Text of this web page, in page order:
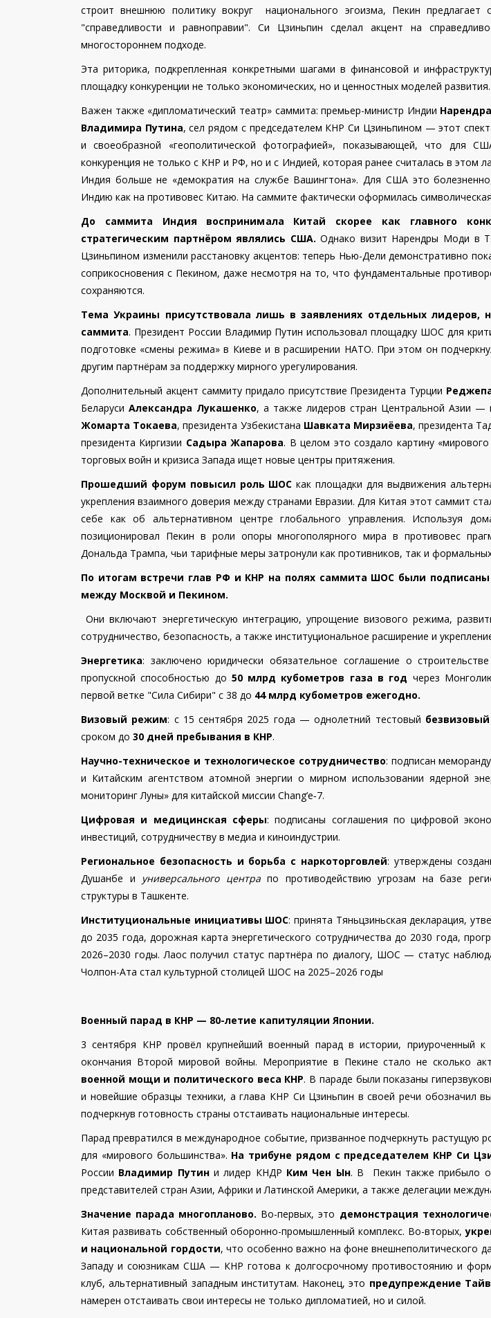
строит внешнюю политику вокруг национального эгоизма, Пекин предлагает
"справедливости и равноправии". Си Цзиньпин сделал акцент на
многостороннем подходе.
Эта риторика, подкрепленная конкретными шагами в финансовой и
площадку конкуренции не только экономических, но и ценностных моделей развития.
Важен также «дипломатический театр» саммита: премьер-министр Индии
Владимира Путина, сел рядом с председателем КНР Си Цзиньпином — этот
и своеобразной «геополитической фотографией», показывающей, что для
конкуренция не только с КНР и РФ, но и с Индией, которая ранее считалась в этом
Индия больше не «демократия на службе Вашингтона». Для США это
Индию как на противовес Китаю. На саммите фактически оформилась
До саммита Индия воспринимала Китай скорее как главного
стратегическим партнёром являлись США. Однако визит Нарендры Моди в
Цзиньпином изменили расстановку акцентов: теперь Нью-Дели демонстративно
соприкосновения с Пекином, даже несмотря на то, что фундаментальные
сохраняются.
Тема Украины присутствовала лишь в заявлениях отдельных лидеров,
саммита. Президент России Владимир Путин использовал площадку ШОС для
подготовке «смены режима» в Киеве и в расширении НАТО. При этом он
другим партнёрам за поддержку мирного урегулирования.
Дополнительный акцент саммиту придало присутствие Президента Турции
Беларуси Александра Лукашенко, а также лидеров стран Центральной Азии —
Жомарта Токаева, президента Узбекистана Шавката Мирзиёева, президента
президента Киргизии Садыра Жапарова. В целом это создало картину
торговых войн и кризиса Запада ищет новые центры притяжения.
Прошедший форум повысил роль ШОС как площадки для выдвижения
укрепления взаимного доверия между странами Евразии. Для Китая этот саммит
себе как об альтернативном центре глобального управления. Используя
позиционировал Пекин в роли опоры многополярного мира в противовес
Дональда Трампа, чьи тарифные меры затронули как противников, так и
По итогам встречи глав РФ и КНР на полях саммита ШОС были подписаны
между Москвой и Пекином.
Они включают энергетическую интеграцию, упрощение визового режима,
сотрудничество, безопасность, а также институциональное расширение и
Энергетика: заключено юридически обязательное соглашение о
пропускной способностью до 50 млрд кубометров газа в год через
первой ветке "Сила Сибири" с 38 до 44 млрд кубометров ежегодно.
Визовый режим: с 15 сентября 2025 года — однолетний тестовый
сроком до 30 дней пребывания в КНР.
Научно-техническое и технологическое сотрудничество: подписан
и Китайским агентством атомной энергии о мирном использовании ядерной
мониторинг Луны» для китайской миссии Chang’e‑7.
Цифровая и медицинская сферы: подписаны соглашения по цифровой
инвестиций, сотрудничеству в медиа и киноиндустрии.
Региональное безопасность и борьба с наркоторговлей: утверждены
Душанбе и
универсального центрапо противодействию угрозам на базе
структуры в Ташкенте.
Институциональные инициативы ШОС: принята Тяньцзиньская декларация,
до 2035 года, дорожная карта энергетического сотрудничества до 2030 года,
2026–2030 годы. Лаос получил статус партнёра по диалогу, ШОС — статус
Чолпон-Ата стал культурной столицей ШОС на 2025–2026 годы
Военный парад в КНР — 80-летие капитуляции Японии.
3 сентября КНР провёл крупнейший военный парад в истории, приуроченный к
окончания Второй мировой войны. Мероприятие в Пекине стало не сколько
военной мощи и политического веса КНР. В параде были показаны
и новейшие образцы техники, а глава КНР Си Цзиньпин в своей речи обозначил
подчеркнув готовность страны отстаивать национальные интересы.
Парад превратился в международное событие, призванное подчеркнуть растущую
для «мирового большинства». На трибуне рядом с председателем КНР Си
России Владимир Путини лидер КНДР Ким Чен Ын. В Пекин также прибыло
представителей стран Азии, Африки и Латинской Америки, а также делегации
Значение парада многопланово. Во-первых, это демонстрация
Китая развивать собственный оборонно-промышленный комплекс. Во-вторых,
и национальной гордости, что особенно важно на фоне внешнеполитического
Западу и союзникам США — КНР готова к долгосрочному противостоянию и
клуб, альтернативный западным институтам. Наконец, это предупреждение
намерен отстаивать свои интересы не только дипломатией, но и силой.